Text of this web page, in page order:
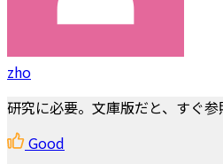
zho
研究に必要。文庫版だと、すぐ参
Good